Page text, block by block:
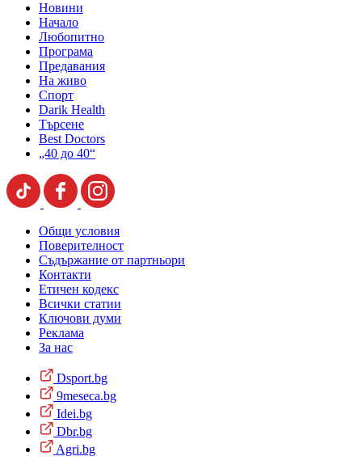
Новини
Начало
Любопитно
Програма
Предавания
На живо
Спорт
Darik Health
Търсене
Best Doctors
„40 до 40“
Общи условия
Поверителност
Съдържание от партньори
Контакти
Етичен кодекс
Всички статии
Ключови думи
Реклама
За нас
Dsport.bg
9meseca.bg
Idei.bg
Dbr.bg
Agri.bg